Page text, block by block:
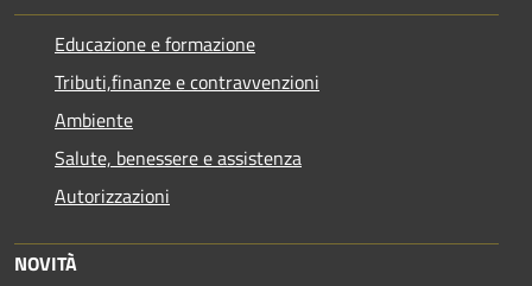
Educazione e formazione
Tributi,finanze e contravvenzioni
Ambiente
Salute, benessere e assistenza
Autorizzazioni
NOVITÀ